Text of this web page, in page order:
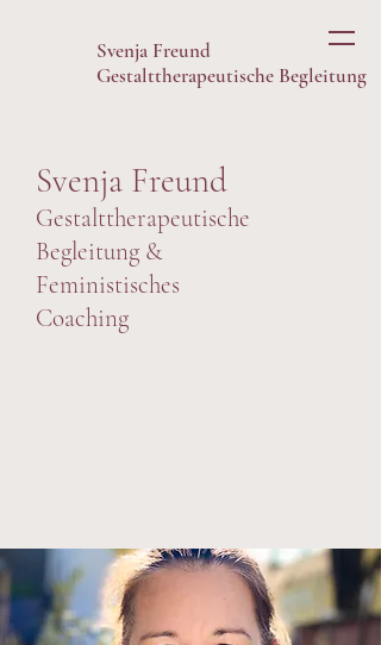
Svenja Freund
Gestalttherapeutische Begleitung
Svenja Freund
Gestalttherapeutische
Begleitung &
Feministisches
Coaching